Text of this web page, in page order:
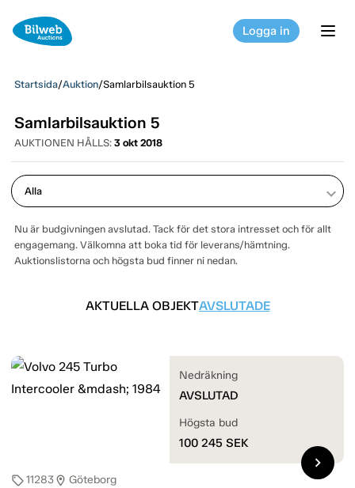
Logga in
Startsida/Auktion/Samlarbilsauktion 5
Samlarbilsauktion 5
AUKTIONEN HÅLLS: 3 okt 2018
keyboard_arrow_down
Nu är budgivningen avslutad. Tack för det stora intresset och för allt
engagemang. Välkomna att boka tid för leverans/hämtning.
Auktionslistorna och högsta bud finner ni nedan.
AKTUELLA OBJEKTAVSLUTADE
sell11283location_on Göteborg
Nedräkning
AVSLUTAD
Högsta bud
100 245 SEK
chevron_right